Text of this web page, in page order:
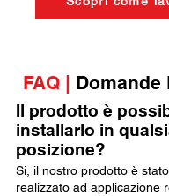
FAQ | Domande
Il prodotto è
installarlo in
posizione?
Si, il nostro prodotto è
realizzato ad applicazione